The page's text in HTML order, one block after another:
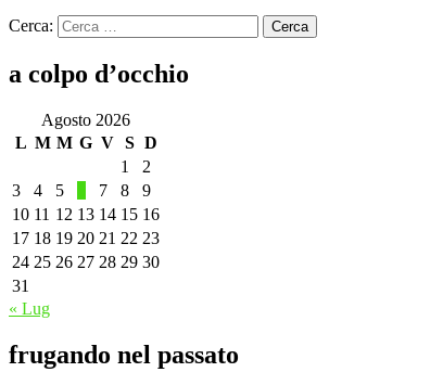
Cerca: Cerca
a colpo d’occhio
Agosto 2026
L M M G V S D
1
2
3
4 5 7 8
9
10 11 12 13 14 15 16
17 18 19 20 21 22 23
24 25 26 27 28 29 30
31
« Lug
frugando nel passato